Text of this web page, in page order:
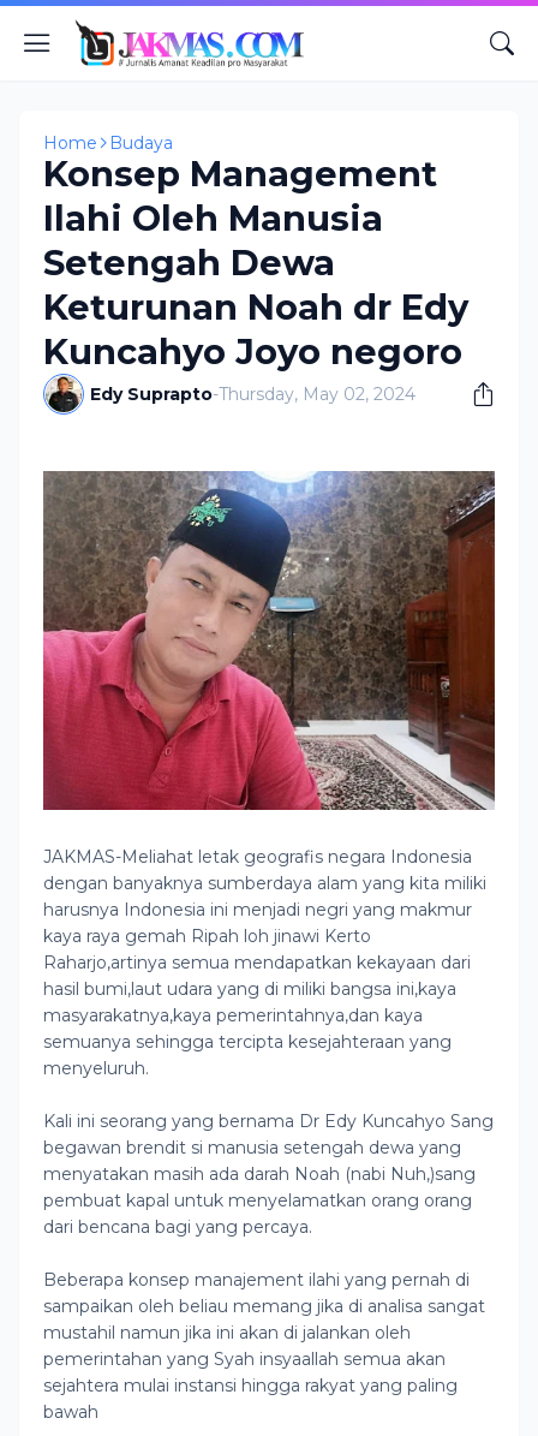
Home Budaya
Konsep Management
Ilahi Oleh Manusia
Setengah Dewa
Keturunan Noah dr Edy
Kuncahyo Joyo negoro
Edy Suprapto-Thursday, May 02, 2024
JAKMAS-Meliahat letak geografis negara Indonesia
dengan banyaknya sumberdaya alam yang kita miliki
harusnya Indonesia ini menjadi negri yang makmur
kaya raya gemah Ripah loh jinawi Kerto
Raharjo,artinya semua mendapatkan kekayaan dari
hasil bumi,laut udara yang di miliki bangsa ini,kaya
masyarakatnya,kaya pemerintahnya,dan kaya
semuanya sehingga tercipta kesejahteraan yang
menyeluruh.
Kali ini seorang yang bernama Dr Edy Kuncahyo Sang
begawan brendit si manusia setengah dewa yang
menyatakan masih ada darah Noah (nabi Nuh,)sang
pembuat kapal untuk menyelamatkan orang orang
dari bencana bagi yang percaya.
Beberapa konsep manajement ilahi yang pernah di
sampaikan oleh beliau memang jika di analisa sangat
mustahil namun jika ini akan di jalankan oleh
pemerintahan yang Syah insyaallah semua akan
sejahtera mulai instansi hingga rakyat yang paling
bawah